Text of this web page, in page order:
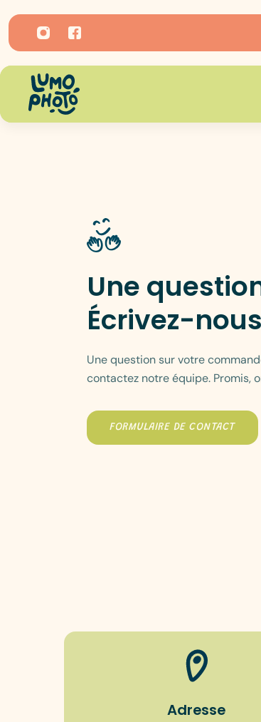
AU CONTENU
Une
Écrivez-
Une question sur votre
contactez notre équipe. Promis,
FORMULAIRE DE CONTACT
Adresse